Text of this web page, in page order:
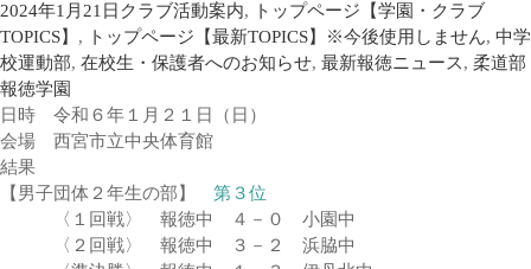
2024年1月21日 クラブ活動案内,
トップページ【学園・クラブ
TOPICS】 , トップページ【最新TOPICS】※今後使用しません, 中学
校運動部, 在校生・保護者へのお知らせ, 最新報徳ニュース, 柔道部
報徳学園
日時 令和６年１月２１日（日）
会場 西宮市立中央体育館
結果
【男子団体２年生の部】 第３位
〈１回戦〉 報徳中 ４－０ 小園中
〈２回戦〉 報徳中 ３－２ 浜脇中